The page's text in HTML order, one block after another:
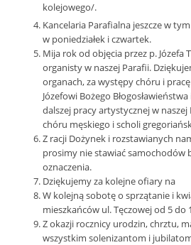
kolejowego/.
Kancelaria Parafialna jeszcze w
w poniedziałek i czwartek.
Mija rok od objęcia przez p. Józefa
organisty w naszej Parafii.
organach, za występy chóru i
Józefowi Bożego
dalszej pracy artystycznej w
chóru męskiego i scholi
Z racji Dożynek i rozstawianych
prosimy nie stawiać samochodów
oznaczenia.
Dziękujemy za kolejne ofiary na
W kolejną sobotę o sprzątanie i
mieszkańców ul. Tęczowej od 5 do
Z okazji rocznicy urodzin, chrztu,
wszystkim solenizantom i